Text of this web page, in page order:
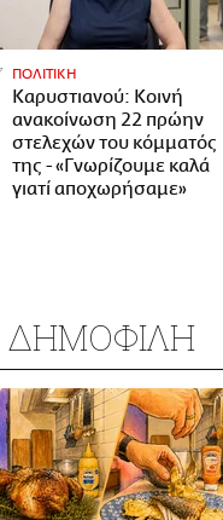
ΠΟΛΙΤΙΚΗ
Καρυστιανού: Κοινή
ανακοίνωση 22 πρώην
στελεχών του κόμματός
της - «Γνωρίζουμε καλά
γιατί αποχωρήσαμε»
ΔΗΜΟΦΙΛΗ